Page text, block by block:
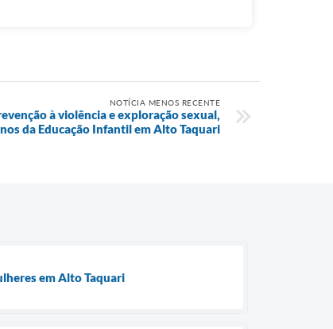
NOTÍCIA MENOS RECENTE
à violência e exploração sexual,
da Educação Infantil em Alto Taquari
em Alto Taquari